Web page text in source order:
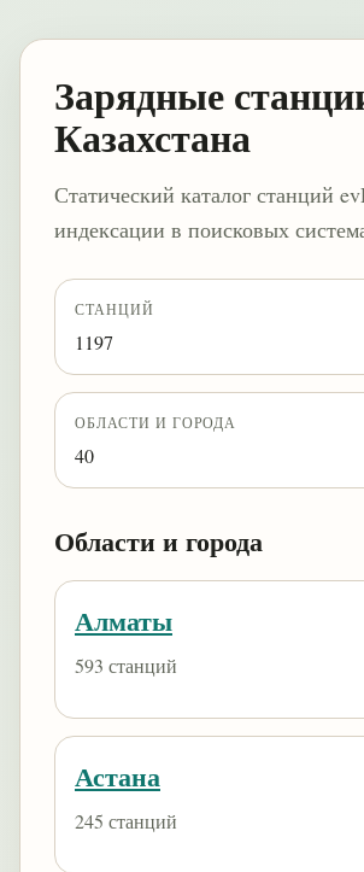
Зарядные
Казахстана
Статический каталог станций
индексации в поисковых
СТАНЦИЙ
1197
ОБЛАСТИ И ГОРОДА
40
Области и города
Алматы
593 станций
Астана
245 станций